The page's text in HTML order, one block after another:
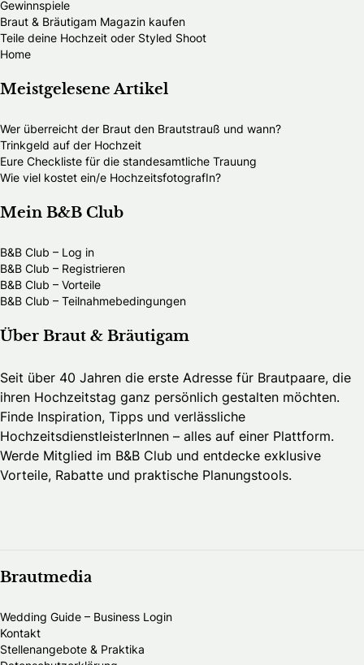
Gewinnspiele
Braut & Bräutigam Magazin kaufen
Teile deine Hochzeit oder Styled Shoot
Home
Meistgelesene Artikel
Wer überreicht der Braut den Brautstrauß und wann?
Trinkgeld auf der Hochzeit
Eure Checkliste für die standesamtliche Trauung
Wie viel kostet ein/e HochzeitsfotografIn?
Mein B&B Club
B&B Club – Log in
B&B Club – Registrieren
B&B Club – Vorteile
B&B Club – Teilnahmebedingungen
Über Braut & Bräutigam
Seit über 40 Jahren die erste Adresse für Brautpaare, die
ihren Hochzeitstag ganz persönlich gestalten möchten.
Finde Inspiration, Tipps und verlässliche
HochzeitsdienstleisterInnen – alles auf einer Plattform.
Werde Mitglied im B&B Club und entdecke exklusive
Vorteile, Rabatte und praktische Planungstools.
Brautmedia
Wedding Guide – Business Login
Kontakt
Stellenangebote & Praktika